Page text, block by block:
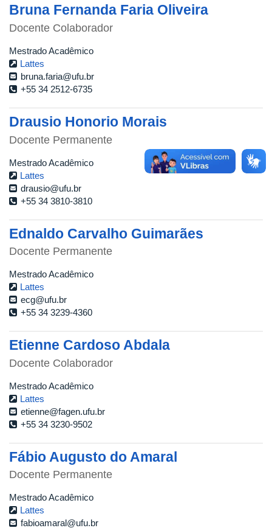
Bruna Fernanda Faria Oliveira
Docente Colaborador
Mestrado Acadêmico
Lattes
bruna.faria@ufu.br
+55 34 2512-6735
Drausio Honorio Morais
Docente Permanente
Mestrado Acadêmico
Lattes
drausio@ufu.br
+55 34 3810-3810
Ednaldo Carvalho Guimarães
Docente Permanente
Mestrado Acadêmico
Lattes
ecg@ufu.br
+55 34 3239-4360
Etienne Cardoso Abdala
Docente Colaborador
Mestrado Acadêmico
Lattes
etienne@fagen.ufu.br
+55 34 3230-9502
Fábio Augusto do Amaral
Docente Permanente
Mestrado Acadêmico
Lattes
fabioamaral@ufu.br